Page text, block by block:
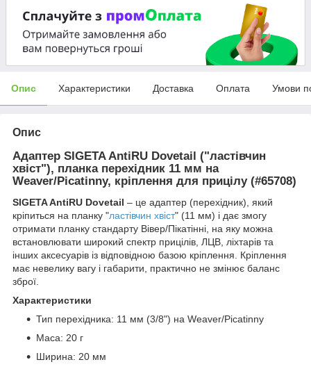
Опис Характеристики Доставка Оплата Умови
Опис
Адаптер SIGETA AntiRU Dovetail ("ластівчин
хвіст"), планка перехідник 11 мм на
Weaver/Picatinny, кріплення для прицілу (#65708)
SIGETA AntiRU Dovetail – це адаптер (перехідник), який
кріпиться на планку "ластівчин хвіст" (11 мм) і дає змогу
отримати планку стандарту Вівер/Пікатінні, на яку можна
встановлювати широкий спектр прицілів, ЛЦВ, ліхтарів та
інших аксесуарів із відповідною базою кріплення. Кріплення
має невелику вагу і габарити, практично не змінює баланс
зброї.
Характеристики
Тип перехідника: 11 мм (3/8") на Weaver/Picatinny
Маса: 20 г
Ширина: 20 мм